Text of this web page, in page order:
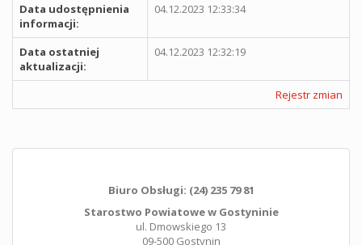
Data udostępnienia
informacji:
04.12.2023 12:33:34
Data ostatniej
aktualizacji:
04.12.2023 12:32:19
Rejestr zmian
Biuro Obsługi: (24) 235 79 81
Starostwo Powiatowe w Gostyninie
ul. Dmowskiego 13
09-500 Gostynin